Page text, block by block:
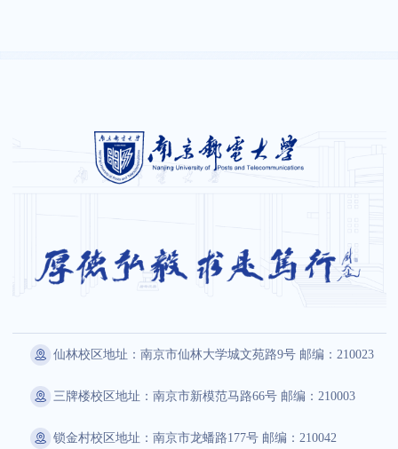
仙林校区地址：南京市仙林大学城文苑路9号 邮编：210023
三牌楼校区地址：南京市新模范马路66号 邮编：210003
锁金村校区地址：南京市龙蟠路177号 邮编：210042